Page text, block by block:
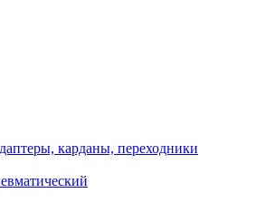
карданы, переходники